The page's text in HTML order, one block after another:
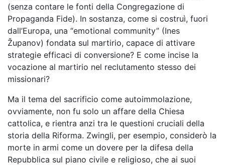
(senza contare le fonti della Congregazione di
Propaganda Fide). In sostanza, come si costruì, fuori
dall’Europa, una “emotional community” (Ines
Županov) fondata sul martirio, capace di attivare
strategie efficaci di conversione? E come incise la
vocazione al martirio nel reclutamento stesso dei
missionari?
Ma il tema del sacrificio come autoimmolazione,
ovviamente, non fu solo un affare della Chiesa
cattolica, e rientra anzi tra le questioni cruciali della
storia della Riforma. Zwingli, per esempio, considerò la
morte in armi come un dovere per la difesa della
Repubblica sul piano civile e religioso, che ai suoi